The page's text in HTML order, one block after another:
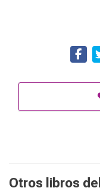
Otros libros